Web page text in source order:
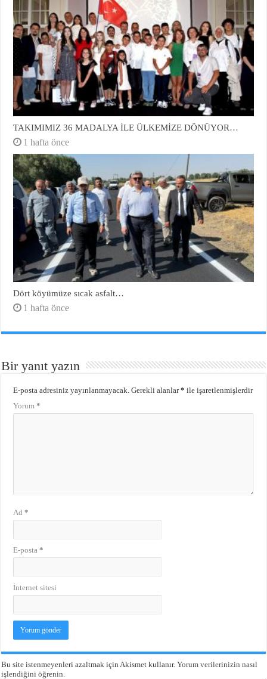
TAKIMIMIZ 36 MADALYA İLE ÜLKEMİZE DÖNÜYOR…
1 hafta önce
Dört köyümüze sıcak asfalt…
1 hafta önce
Bir yanıt yazın
E-posta adresiniz yayınlanmayacak. Gerekli alanlar* ile işaretlenmişlerdir
Yorum*
Ad*
E-posta*
İnternet sitesi
Bu site istenmeyenleri azaltmak için Akismet kullanır.Yorum verilerinizin nasıl
işlendiğini öğrenin.